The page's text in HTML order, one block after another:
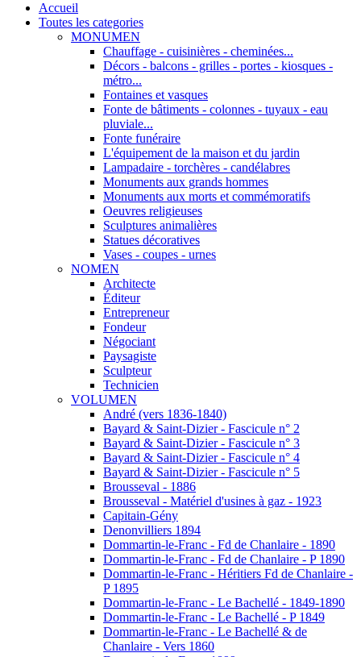
Accueil
Toutes les categories
MONUMEN
Chauffage - cuisinières - cheminées...
Décors - balcons - grilles - portes - kiosques -
métro...
Fontaines et vasques
Fonte de bâtiments - colonnes - tuyaux - eau
pluviale...
Fonte funéraire
L'équipement de la maison et du jardin
Lampadaire - torchères - candélabres
Monuments aux grands hommes
Monuments aux morts et commémoratifs
Oeuvres religieuses
Sculptures animalières
Statues décoratives
Vases - coupes - urnes
NOMEN
Architecte
Éditeur
Entrepreneur
Fondeur
Négociant
Paysagiste
Sculpteur
Technicien
VOLUMEN
André (vers 1836-1840)
Bayard & Saint-Dizier - Fascicule n° 2
Bayard & Saint-Dizier - Fascicule n° 3
Bayard & Saint-Dizier - Fascicule n° 4
Bayard & Saint-Dizier - Fascicule n° 5
Brousseval - 1886
Brousseval - Matériel d'usines à gaz - 1923
Capitain-Gény
Denonvilliers 1894
Dommartin-le-Franc - Fd de Chanlaire - 1890
Dommartin-le-Franc - Fd de Chanlaire - P 1890
Dommartin-le-Franc - Héritiers Fd de Chanlaire -
P 1895
Dommartin-le-Franc - Le Bachellé - 1849-1890
Dommartin-le-Franc - Le Bachellé - P 1849
Dommartin-le-Franc - Le Bachellé & de
Chanlaire - Vers 1860